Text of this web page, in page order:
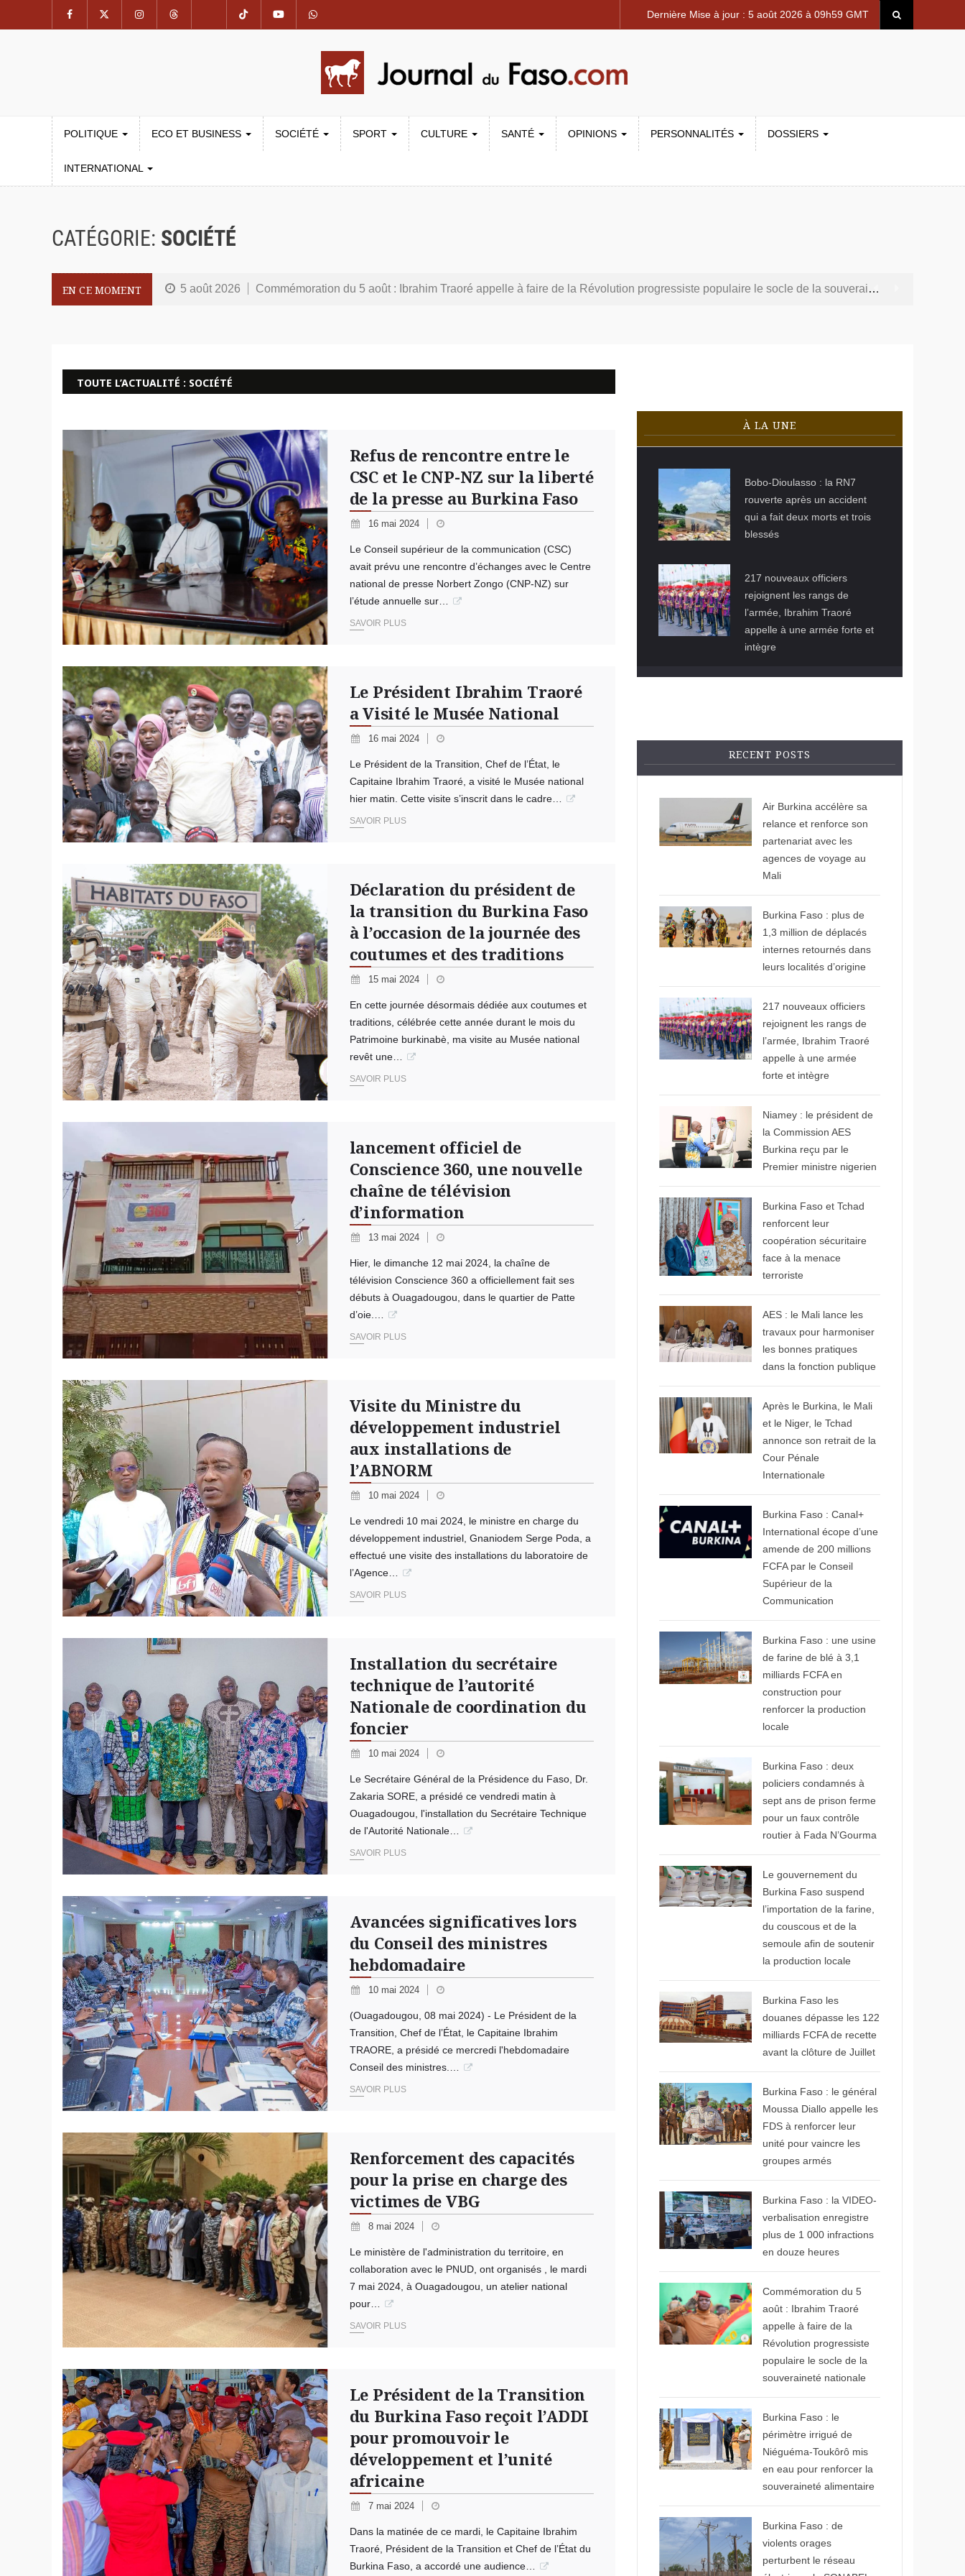
Dernière Mise à jour : 5 août 2026 à 09h59 GMT
POLITIQUE ECO ET BUSINESS SOCIÉTÉ SPORT CULTURE SANTÉ OPINIONS PERSONNALITÉS DOSSIERS
INTERNATIONAL
CATÉGORIE: SOCIÉTÉ
EN CE MOMENT 5 août 2026 Commémoration du 5 août : Ibrahim Traoré appelle à faire de la Révolution progressiste populaire le socle de la souveraineté nationale
3 août 2026
Burkina Faso : une usine de farine de blé à 3,1 milliards FCFA en construction pour renforcer la production locale
TOUTE L’ACTUALITÉ : SOCIÉTÉ
Refus de rencontre entre le
CSC et le CNP-NZ sur la liberté
de la presse au Burkina Faso
16 mai 2024
Le Conseil supérieur de la communication (CSC)
avait prévu une rencontre d’échanges avec le Centre
national de presse Norbert Zongo (CNP-NZ) sur
l’étude annuelle sur…
SAVOIR PLUS
Le Président Ibrahim Traoré
a Visité le Musée National
16 mai 2024
Le Président de la Transition, Chef de l’État, le
Capitaine Ibrahim Traoré, a visité le Musée national
hier matin. Cette visite s’inscrit dans le cadre…
SAVOIR PLUS
Déclaration du président de
la transition du Burkina Faso
à l’occasion de la journée des
coutumes et des traditions
15 mai 2024
En cette journée désormais dédiée aux coutumes et
traditions, célébrée cette année durant le mois du
Patrimoine burkinabè, ma visite au Musée national
revêt une…
SAVOIR PLUS
lancement officiel de
Conscience 360, une nouvelle
chaîne de télévision
d’information
13 mai 2024
Hier, le dimanche 12 mai 2024, la chaîne de
télévision Conscience 360 a officiellement fait ses
débuts à Ouagadougou, dans le quartier de Patte
d’oie.…
SAVOIR PLUS
Visite du Ministre du
développement industriel
aux installations de
l’ABNORM
10 mai 2024
Le vendredi 10 mai 2024, le ministre en charge du
développement industriel, Gnaniodem Serge Poda, a
effectué une visite des installations du laboratoire de
l’Agence…
SAVOIR PLUS
Installation du secrétaire
technique de l’autorité
Nationale de coordination du
foncier
10 mai 2024
Le Secrétaire Général de la Présidence du Faso, Dr.
Zakaria SORE, a présidé ce vendredi matin à
Ouagadougou, l'installation du Secrétaire Technique
de l'Autorité Nationale…
SAVOIR PLUS
Avancées significatives lors
du Conseil des ministres
hebdomadaire
10 mai 2024
(Ouagadougou, 08 mai 2024) - Le Président de la
Transition, Chef de l’État, le Capitaine Ibrahim
TRAORE, a présidé ce mercredi l'hebdomadaire
Conseil des ministres.…
SAVOIR PLUS
Renforcement des capacités
pour la prise en charge des
victimes de VBG
8 mai 2024
Le ministère de l'administration du territoire, en
collaboration avec le PNUD, ont organisés , le mardi
7 mai 2024, à Ouagadougou, un atelier national
pour…
SAVOIR PLUS
Le Président de la Transition
du Burkina Faso reçoit l’ADDI
pour promouvoir le
développement et l’unité
africaine
7 mai 2024
Dans la matinée de ce mardi, le Capitaine Ibrahim
Traoré, Président de la Transition et Chef de l’État du
Burkina Faso, a accordé une audience…
À LA UNE
© WAKAT
Bobo-Dioulasso : la RN7
rouverte après un accident
qui a fait deux morts et trois
blessés
217 nouveaux officiers
rejoignent les rangs de
l’armée, Ibrahim Traoré
appelle à une armée forte et
intègre
RECENT POSTS
Air Burkina accélère sa
relance et renforce son
partenariat avec les
agences de voyage au
Mali
Burkina Faso : plus de
1,3 million de déplacés
internes retournés dans
leurs localités d’origine
217 nouveaux officiers
rejoignent les rangs de
l’armée, Ibrahim Traoré
appelle à une armée
forte et intègre
Niamey : le président de
la Commission AES
Burkina reçu par le
Premier ministre nigerien
Burkina Faso et Tchad
renforcent leur
coopération sécuritaire
face à la menace
terroriste
AES : le Mali lance les
travaux pour harmoniser
les bonnes pratiques
dans la fonction publique
Après le Burkina, le Mali
et le Niger, le Tchad
annonce son retrait de la
Cour Pénale
Internationale
Burkina Faso : Canal+
International écope d’une
amende de 200 millions
FCFA par le Conseil
Supérieur de la
Communication
Burkina Faso : une usine
de farine de blé à 3,1
milliards FCFA en
construction pour
renforcer la production
locale
Burkina Faso : deux
policiers condamnés à
sept ans de prison ferme
pour un faux contrôle
routier à Fada N’Gourma
Le gouvernement du
Burkina Faso suspend
l’importation de la farine,
du couscous et de la
semoule afin de soutenir
la production locale
Burkina Faso les
douanes dépasse les 122
milliards FCFA de recette
avant la clôture de Juillet
Burkina Faso : le général
Moussa Diallo appelle les
FDS à renforcer leur
unité pour vaincre les
groupes armés
Burkina Faso : la VIDEO-
verbalisation enregistre
plus de 1 000 infractions
en douze heures
Commémoration du 5
août : Ibrahim Traoré
appelle à faire de la
Révolution progressiste
populaire le socle de la
souveraineté nationale
Burkina Faso : le
périmètre irrigué de
Niéguéma-Toukôrô mis
en eau pour renforcer la
souveraineté alimentaire
Burkina Faso : de
violents orages
perturbent le réseau